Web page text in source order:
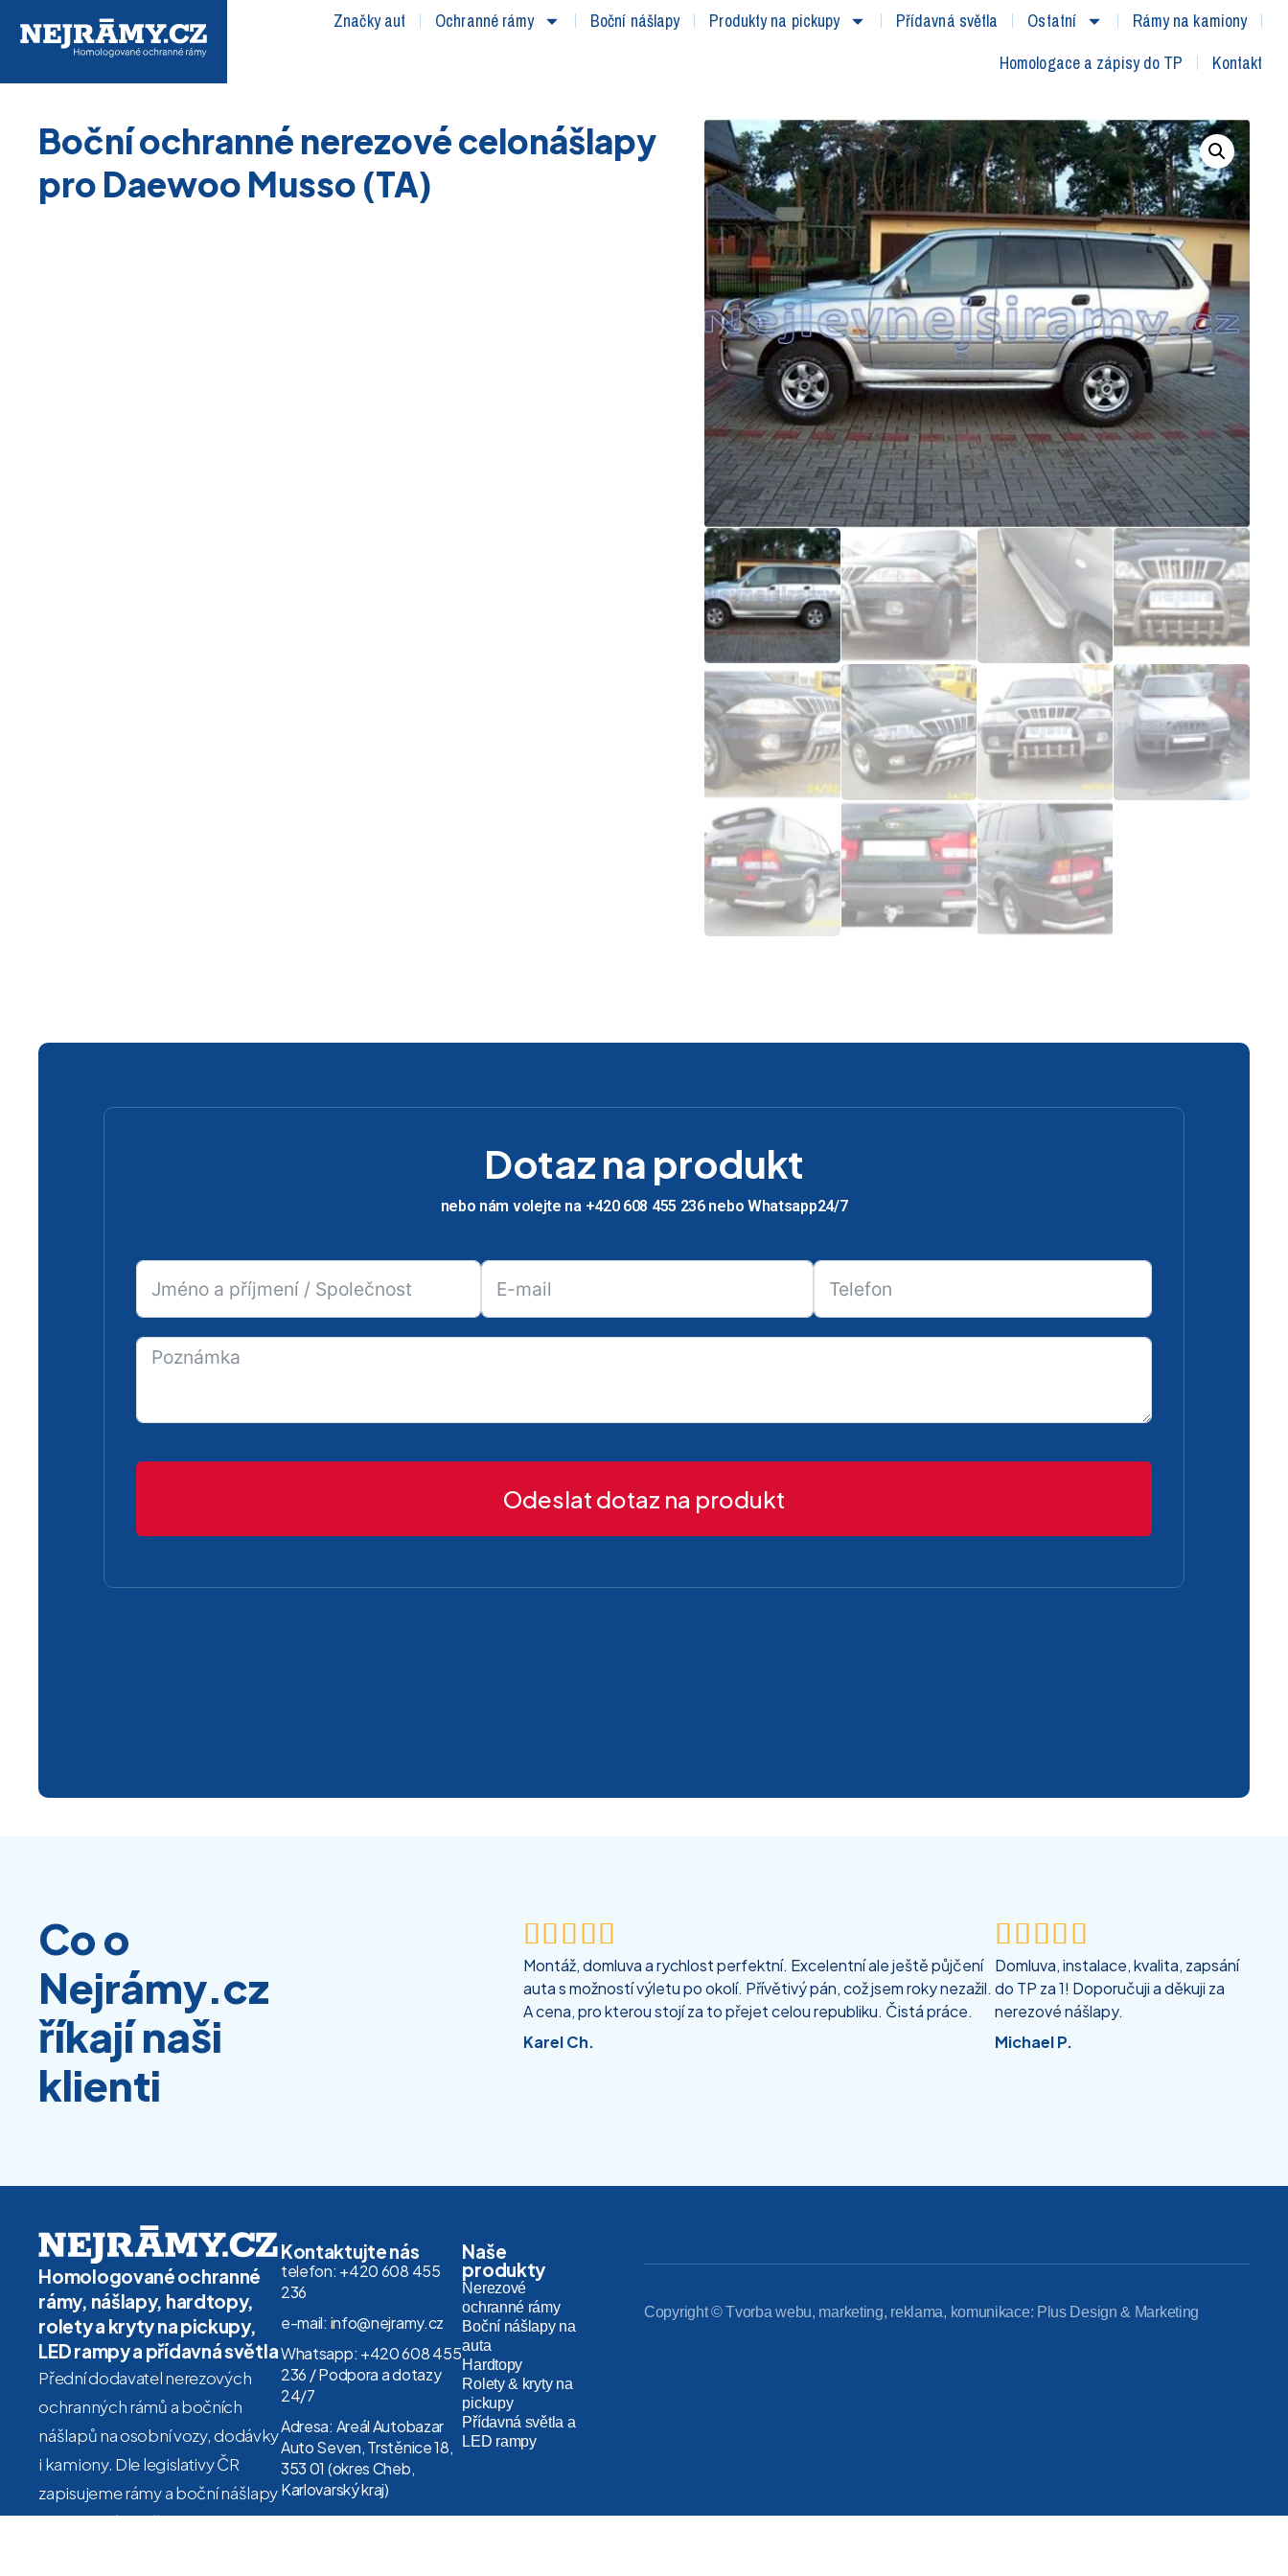
Značky aut Ochranné rámy Boční nášlapy Produkty na pickupy Přídavná světla Ostatní
Rámy na kamiony
Homologace a zápisy do TP
Kontakt
Boční ochranné nerezové celonášlapy
pro Daewoo Musso (TA)
Dotaz na produkt
nebo nám volejte na +420 608 455 236 nebo Whatsapp24/7
Odeslat dotaz na produkt
Co o
Nejrámy.cz
říkají naši
klienti

Montáž, domluva a rychlost perfektní. Excelentní ale ještě půjčení
auta s možností výletu po okolí. Přívětivý pán, což jsem roky nezažil.
A cena, pro kterou stojí za to přejet celou republiku. Čistá práce.
Karel Ch.

Domluva, instalace, kvalita, zapsání
do TP za 1! Doporučuji a děkuji za
nerezové nášlapy.
Michael P.
Homologované ochranné
rámy, nášlapy, hardtopy,
rolety a kryty na pickupy,
LED rampy a přídavná světla
Přední dodavatel nerezových
ochranných rámů a bočních
nášlapů na osobní vozy, dodávky
i kamiony. Dle legislativy ČR
zapisujeme rámy a boční nášlapy
do TP na základě povolení
Kontaktujte nás
telefon: +420 608 455
236
e-mail: info@nejramy.cz
Whatsapp: +420 608 455
236 / Podpora a dotazy
24/7
Adresa: Areál Autobazar
Auto Seven, Trstěnice 18,
353 01 (okres Cheb,
Karlovarský kraj)
Naše
produkty
Nerezové
ochranné rámy
Boční nášlapy na
auta
Hardtopy
Rolety & kryty na
pickupy
Přídavná světla a
LED rampy
Copyright © Tvorba webu, marketing, reklama, komunikace: Plus Design & Marketing